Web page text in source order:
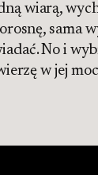
wiarą,
sama
No i
w jej